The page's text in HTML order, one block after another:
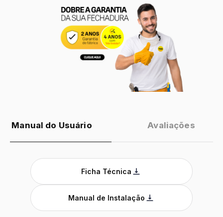
Manual do Usuário Avaliações
Ficha Técnica
Manual de Instalação